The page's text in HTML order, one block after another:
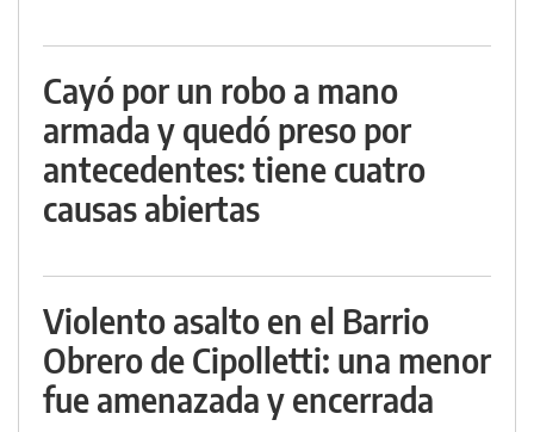
Cayó por un robo a mano
armada y quedó preso por
antecedentes: tiene cuatro
causas abiertas
Violento asalto en el Barrio
Obrero de Cipolletti: una menor
fue amenazada y encerrada